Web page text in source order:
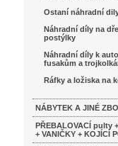
Ostaní náhradní
Náhradní díly na
postýlky
Náhradní díly k
fusakům a
Ráfky a ložiska na
NÁBYTEK A JINÉ
PŘEBALOVACÍ pulty
+ VANIČKY + KOJÍCÍ